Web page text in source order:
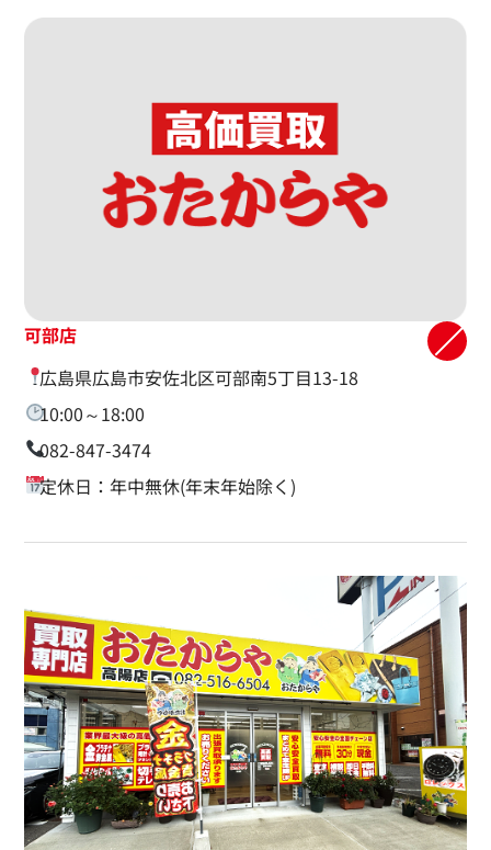
可部店
広島県広島市安佐北区可部南5丁目13-18
10:00～18:00
082-847-3474
定休日：年中無休(年末年始除く)